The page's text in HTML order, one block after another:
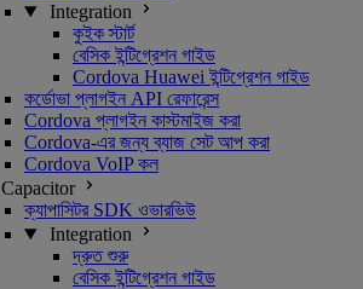
Integration
কুইক স্টার্ট
বেসিক ইন্টিগ্রেশন গাইড
Cordova Huawei ইন্টিগ্রেশন গাইড
কর্ডোভা প্লাগইন API রেফারেন্স
Cordova প্লাগইন কাস্টমাইজ করা
Cordova-এর জন্য ব্যাজ সেট আপ করা
Cordova VoIP কল
Capacitor
ক্যাপাসিটর SDK ওভারভিউ
Integration
দ্রুত শুরু
বেসিক ইন্টিগ্রেশন গাইড